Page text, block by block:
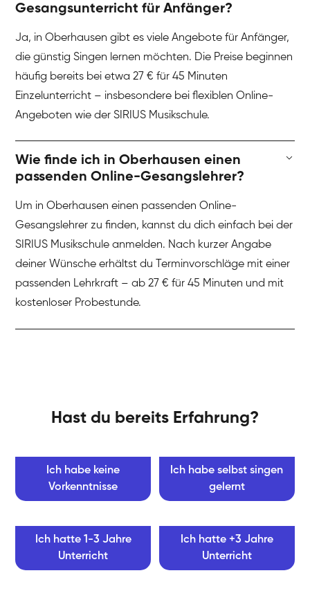
Gesangsunterricht für Anfänger?
Ja, in Oberhausen gibt es viele Angebote für Anfänger,
die günstig Singen lernen möchten. Die Preise beginnen
häufig bereits bei etwa 27 € für 45 Minuten
Einzelunterricht – insbesondere bei flexiblen Online-
Angeboten wie der SIRIUS Musikschule.
Wie finde ich in Oberhausen einen
passenden Online-Gesangslehrer?
Um in Oberhausen einen passenden Online-
Gesangslehrer zu finden, kannst du dich einfach bei der
SIRIUS Musikschule anmelden. Nach kurzer Angabe
deiner Wünsche erhältst du Terminvorschläge mit einer
passenden Lehrkraft – ab 27 € für 45 Minuten und mit
kostenloser Probestunde.
Hast du bereits Erfahrung?
Ich habe keine
Vorkenntnisse
Ich habe selbst singen
gelernt
Ich hatte 1-3 Jahre
Unterricht
Ich hatte +3 Jahre
Unterricht